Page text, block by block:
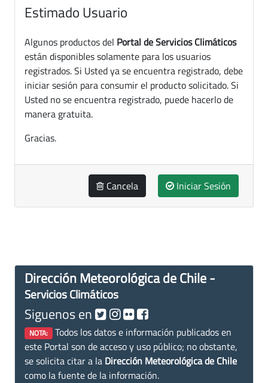
Estimado Usuario
Algunos productos del Portal de Servicios Climáticos
están disponibles solamente para los usuarios
registrados. Si Usted ya se encuentra registrado, debe
iniciar sesión para consumir el producto solicitado. Si
Usted no se encuentra registrado, puede hacerlo de
manera gratuita.
Gracias.
Cancela Iniciar Sesión
Dirección Meteorológica de Chile -
Servicios Climáticos
Siguenos en
NOTA: Todos los datos e información publicados en
este Portal son de acceso y uso público; no obstante,
se solicita citar a la Dirección Meteorológica de Chile
como la fuente de la información.